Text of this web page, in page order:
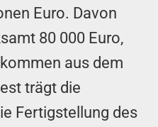
Euro. Davon
80 000 Euro,
aus dem
trägt die
Fertigstellung des